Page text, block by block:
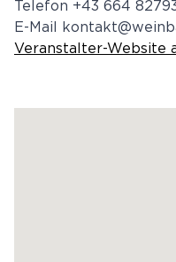
Telefon +43 664
E-Mail
Veranstalter-Website